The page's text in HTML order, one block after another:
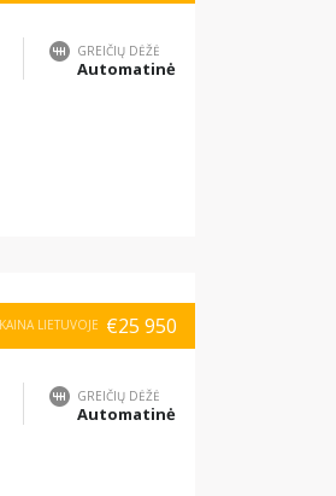
GREIČIŲ DĖŽĖ
Automatinė
KAINA LIETUVOJE €25 950
GREIČIŲ DĖŽĖ
Automatinė